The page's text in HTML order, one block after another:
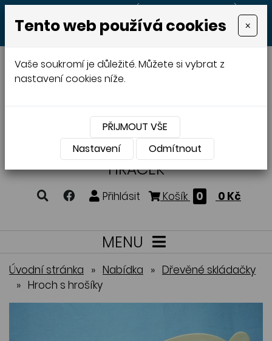
MENU
VÝROBA A PRODEJDŘEVĚNÝCH
HRAČEK
Přihlásit Košík 0 0 Kč
MENU
Úvodní stránka » Nabídka » Dřevěné skládačky
» Hroch s hrošíky
Tento web používá cookies ×
Vaše soukromí je důležité. Můžete si vybrat z
nastavení cookies níže.
PŘIJMOUT VŠE
Nastavení
Odmítnout